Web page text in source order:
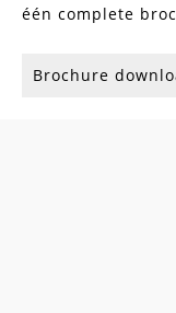
één complete
Brochure